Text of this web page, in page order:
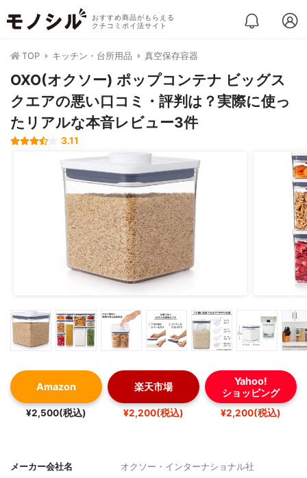
おすすめ商品がもらえる
クチコミポイ活サイト
TOP キッチン・台所用品 真空保存容器
OXO(オクソー) ポップコンテナ ビッグス
クエアの悪い口コミ・評判は？実際に使っ
たリアルな本音レビュー3件
3.11
Amazon
¥2,500(税込)
楽天市場
¥2,200(税込)
Yahoo!
ショッピング
¥2,200(税込)
メーカー会社名
オクソー・インターナショナル社